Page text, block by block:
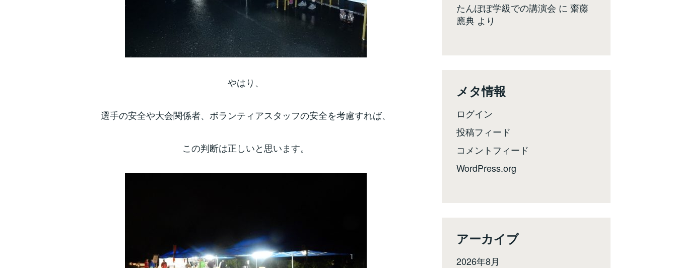
やはり、
選手の安全や大会関係者、ボランティアスタッフの安全を考慮すれば、
この判断は正しいと思います。
たんぽぽ学級での講演会 に 齋藤
應典 より
メタ情報
ログイン
投稿フィード
コメントフィード
WordPress.org
アーカイブ
2026年8月